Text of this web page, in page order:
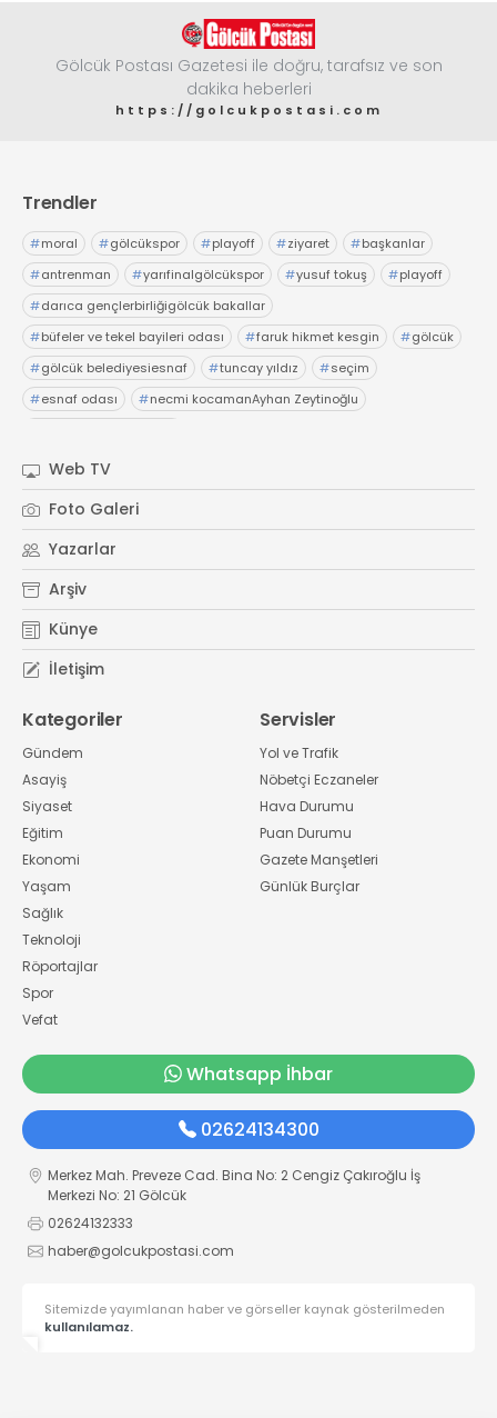
Gölcük Postası Gazetesi ile doğru, tarafsız ve son
dakika heberleri
https://golcukpostasi.com
Trendler
#moral #gölcükspor #playoff #ziyaret #başkanlar
#antrenman #yarıfinalgölcükspor #yusuf tokuş #playoff
#darıca gençlerbirliğigölcük bakallar
#büfeler ve tekel bayileri odası #faruk hikmet kesgin #gölcük
#gölcük belediyesiesnaf #tuncay yıldız #seçim
#esnaf odası #necmi kocamanAyhan Zeytinoğlu
Web TV
Foto Galeri
Yazarlar
Arşiv
Künye
İletişim
Kategoriler
Gündem
Asayiş
Siyaset
Eğitim
Ekonomi
Yaşam
Sağlık
Teknoloji
Röportajlar
Spor
Vefat
Servisler
Yol ve Trafik
Nöbetçi Eczaneler
Hava Durumu
Puan Durumu
Gazete Manşetleri
Günlük Burçlar
Whatsapp İhbar
02624134300
Merkez Mah. Preveze Cad. Bina No: 2 Cengiz Çakıroğlu İş
Merkezi No: 21 Gölcük
02624132333
haber@golcukpostasi.com
Sitemizde yayımlanan haber ve görseller kaynak gösterilmeden
kullanılamaz.